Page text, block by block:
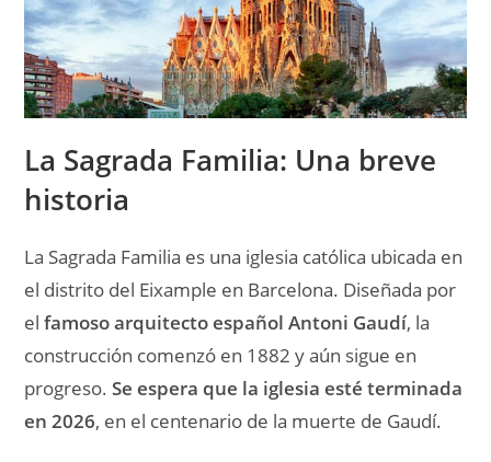
La Sagrada Familia: Una breve
historia
La Sagrada Familia es una iglesia católica ubicada en
el distrito del Eixample en Barcelona. Diseñada por
elfamoso arquitecto español Antoni Gaudí, la
construcción comenzó en 1882 y aún sigue en
progreso.Se espera que la iglesia esté terminada
en 2026, en el centenario de la muerte de Gaudí.